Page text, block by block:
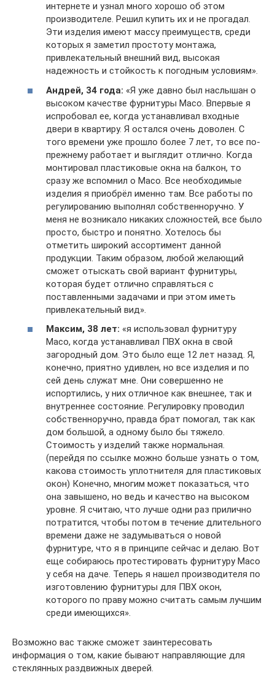
интернете и узнал много хорошо об этом
производителе. Решил купить их и не прогадал.
Эти изделия имеют массу преимуществ, среди
которых я заметил простоту монтажа,
привлекательный внешний вид, высокая
надежность и стойкость к погодным условиям».
Андрей, 34 года: «Я уже давно был наслышан о
высоком качестве фурнитуры Масо. Впервые я
испробовал ее, когда устанавливал входные
двери в квартиру. Я остался очень доволен. С
того времени уже прошло более 7 лет, то все по-
прежнему работает и выглядит отлично. Когда
монтировал пластиковые окна на балкон, то
сразу же вспомнил о Масо. Все необходимые
изделия я приобрёл именно там. Все работы по
регулированию выполнял собственноручно. У
меня не возникало никаких сложностей, все было
просто, быстро и понятно. Хотелось бы
отметить широкий ассортимент данной
продукции. Таким образом, любой желающий
сможет отыскать свой вариант фурнитуры,
которая будет отлично справляться с
поставленными задачами и при этом иметь
привлекательный вид».
Максим, 38 лет: «я использовал фурнитуру
Масо, когда устанавливал ПВХ окна в свой
загородный дом. Это было еще 12 лет назад. Я,
конечно, приятно удивлен, но все изделия и по
сей день служат мне. Они совершенно не
испортились, у них отличное как внешнее, так и
внутреннее состояние. Регулировку проводил
собственноручно, правда брат помогал, так как
дом большой, а одному было бы тяжело.
Стоимость у изделий также нормальная.
(перейдя по ссылке можно больше узнать о том,
какова стоимость уплотнителя для пластиковых
окон) Конечно, многим может показаться, что
она завышено, но ведь и качество на высоком
уровне. Я считаю, что лучше одни раз прилично
потратится, чтобы потом в течение длительного
времени даже не задумываться о новой
фурнитуре, что я в принципе сейчас и делаю. Вот
еще собираюсь протестировать фурнитуру Масо
у себя на даче. Теперь я нашел производителя по
изготовлению фурнитуры для ПВХ окон,
которого по праву можно считать самым лучшим
среди имеющихся».
Возможно вас также сможет заинтересовать
информация о том, какие бывают направляющие для
стеклянных раздвижных дверей.